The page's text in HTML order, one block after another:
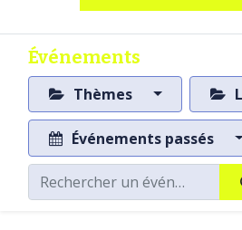
Événements
Thèmes
Événements passés